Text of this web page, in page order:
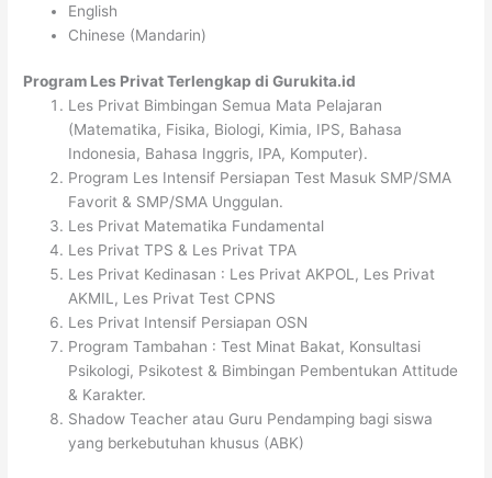
English
Chinese (Mandarin)
Program Les Privat Terlengkap di Gurukita.id
Les Privat Bimbingan Semua Mata Pelajaran
(Matematika, Fisika, Biologi, Kimia, IPS, Bahasa
Indonesia, Bahasa Inggris, IPA, Komputer).
Program Les Intensif Persiapan Test Masuk SMP/SMA
Favorit & SMP/SMA Unggulan.
Les Privat Matematika Fundamental
Les Privat TPS & Les Privat TPA
Les Privat Kedinasan : Les Privat AKPOL, Les Privat
AKMIL, Les Privat Test CPNS
Les Privat Intensif Persiapan OSN
Program Tambahan : Test Minat Bakat, Konsultasi
Psikologi, Psikotest & Bimbingan Pembentukan Attitude
& Karakter.
Shadow Teacher atau Guru Pendamping bagi siswa
yang berkebutuhan khusus (ABK)